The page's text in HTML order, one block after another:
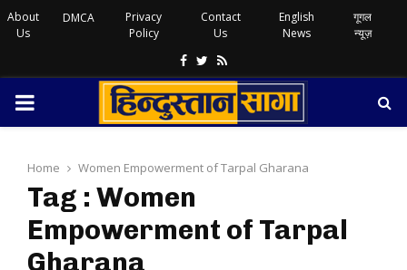
About
Us
DMCA
Privacy
Policy
Contact
Us
English
News
गूगल
न्यूज़
Facebook
Twitter
Rss
PRIMARY
Home Women Empowerment of Tarpal Gharana
Tag : Women
Empowerment of Tarpal
Gharana